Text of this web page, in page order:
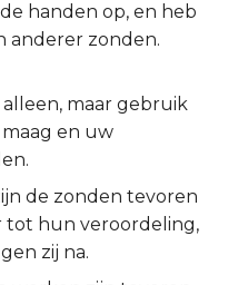
handen op, en heb
anderer zonden.
maar gebruik
en uw
de zonden tevoren
tot hun veroordeling,
zij na.